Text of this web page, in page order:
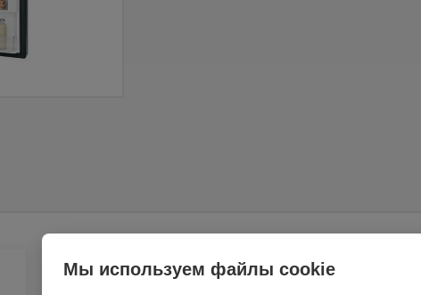
Отзывы(0)
Мы используем файлы cookie